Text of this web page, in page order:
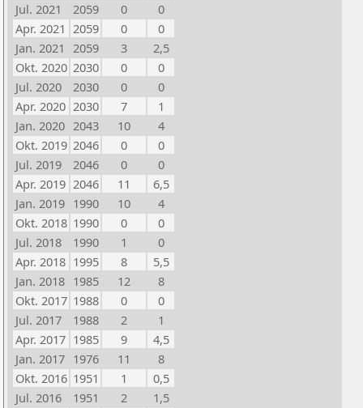
Jul. 2021
2059 0
0
Apr. 2021 2059 0
0
Jan. 2021 2059 3
2,5
Okt. 2020 2030 0
0
Jul. 2020
2030 0
0
Apr. 2020 2030 7
1
Jan. 2020 2043 10
4
Okt. 2019 2046 0
0
Jul. 2019
2046 0
0
Apr. 2019 2046 11
6,5
Jan. 2019 1990 10
4
Okt. 2018 1990 0
0
Jul. 2018
1990 1
0
Apr. 2018 1995 8
5,5
Jan. 2018 1985 12
8
Okt. 2017 1988 0
0
Jul. 2017
1988 2
1
Apr. 2017 1985 9
4,5
Jan. 2017 1976 11
8
Okt. 2016 1951 1
0,5
Jul. 2016
1951 2
1,5